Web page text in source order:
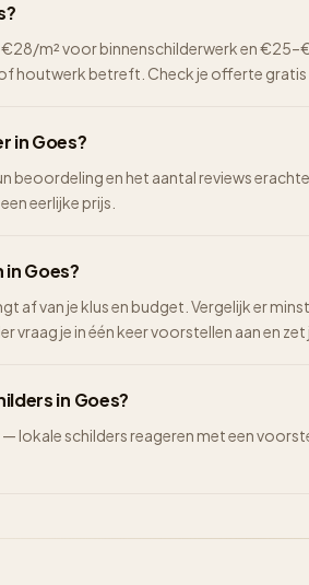
m² voor binnenschilderwerk en
houtwerk betreft. Check je offerte
in Goes?
beoordeling en het aantal reviews
eerlijke prijs.
Goes?
af van je klus en budget. Vergelijk er
vraag je in één keer voorstellen aan en
in Goes?
lokale schilders reageren met een